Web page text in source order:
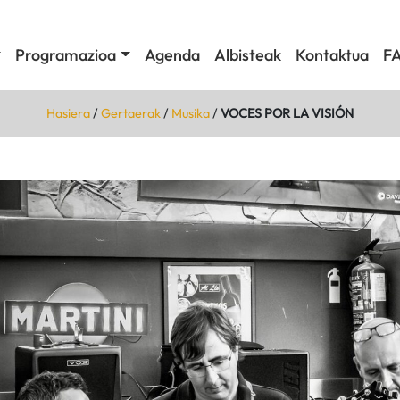
Programazioa Agenda Albisteak Kontaktua
Hasiera/Gertaerak/ Musika/VOCES POR LA VISIÓN